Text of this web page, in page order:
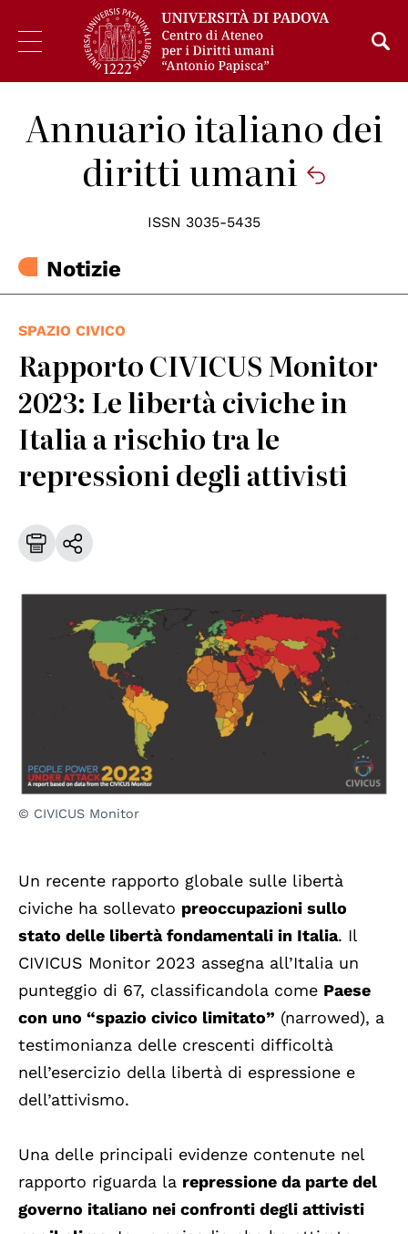
Annuario italiano dei
diritti umani
ISSN 3035-5435
Notizie
SPAZIO CIVICO
Rapporto CIVICUS Monitor
2023: Le libertà civiche in
Italia a rischio tra le
repressioni degli attivisti
© CIVICUS Monitor
Un recente rapporto globale sulle libertà
civiche ha sollevato preoccupazioni sullo
stato delle libertà fondamentali in Italia. Il
CIVICUS Monitor 2023 assegna all’Italia un
punteggio di 67, classificandola come Paese
con uno “spazio civico limitato” (narrowed), a
testimonianza delle crescenti difficoltà
nell’esercizio della libertà di espressione e
dell’attivismo.
Una delle principali evidenze contenute nel
rapporto riguarda la repressione da parte del
governo italiano nei confronti degli attivisti